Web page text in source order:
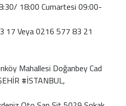
18:00 Cumartesi 09:00-
17 Veya 0216 577 83 21
Mahallesi Doğanbey Cad
#İSTANBUL,